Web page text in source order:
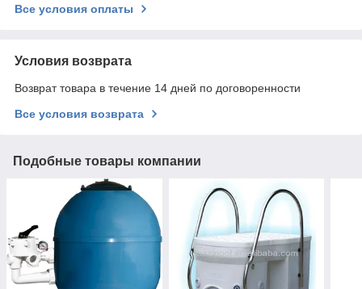
Все условия оплаты
Условия возврата
Возврат товара в течение 14 дней по договоренности
Все условия возврата
Подобные товары компании